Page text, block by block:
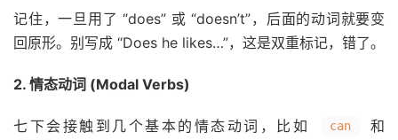
记住，一旦用了 “does” 或 “doesn’t”，后面的动词就要变
回原形。别写成 “Does he likes…”，这是双重标记，错了。
2. 情态动词 (Modal Verbs)
七下会接触到几个基本的情态动词，比如 can 和